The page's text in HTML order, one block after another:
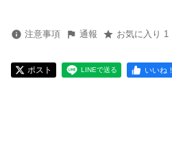
注意事項 通報 お気に入り 1
ポスト LINEで送る いいね！